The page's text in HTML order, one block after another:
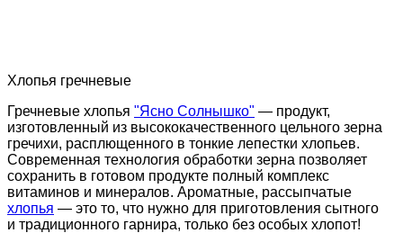
Хлопья гречневые
Гречневые хлопья "Ясно Солнышко" — продукт,
изготовленный из высококачественного цельного зерна
гречихи, расплющенного в тонкие лепестки хлопьев.
Современная технология обработки зерна позволяет
сохранить в готовом продукте полный комплекс
витаминов и минералов. Ароматные, рассыпчатые
хлопья — это то, что нужно для приготовления сытного
и традиционного гарнира, только без особых хлопот!